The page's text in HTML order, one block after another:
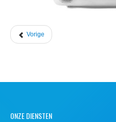
Vorige
ONZE DIENSTEN